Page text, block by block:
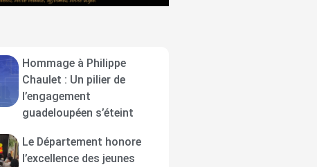
Hommage à Philippe
Chaulet : Un pilier de
l’engagement
guadeloupéen s’éteint
Le Département honore
l’excellence des jeunes